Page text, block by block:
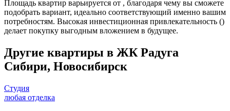
Площадь квартир варьируется от , благодаря чему вы сможете
подобрать вариант, идеально соответствующий именно вашим
потребностям. Высокая инвестиционная привлекательность ()
делает покупку выгодным вложением в будущее.
Другие квартиры в ЖК Радуга
Сибири, Новосибирск
Студия
любая отделка